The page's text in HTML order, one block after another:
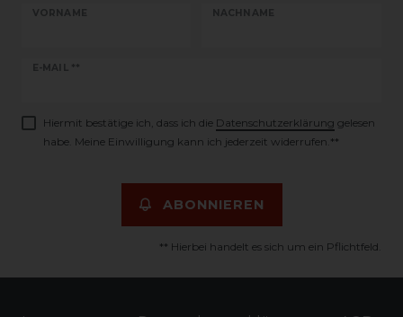
VORNAME NACHNAME
E-MAIL **
Newsletter
Hiermit bestätige ich, dass ich die Daten­schutz­erklärung gelesen
habe. Meine Einwilligung kann ich jederzeit widerrufen.**
ABONNIEREN
** Hierbei handelt es sich um ein Pflichtfeld.